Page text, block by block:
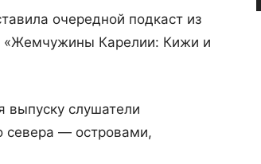
очередной подкаст из
«Жемчужины Карелии: Кижи и
выпуску слушатели
севера — островами,